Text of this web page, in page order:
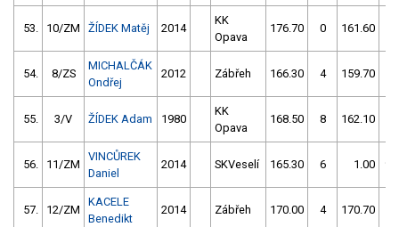
53. 10/ZM ŽÍDEK Matěj 2014
KK
Opava
176.70 0 161.60
54. 8/ZS
MICHALČÁK
Ondřej
2012 Zábřeh 166.30 4 159.70
55. 3/V ŽÍDEK Adam 1980
KK
Opava
168.50 8 162.10
56. 11/ZM
VINCŮREK
Daniel
2014 SKVeselí 165.30 6 1.00
57. 12/ZM
KACELE
Benedikt
2014 Zábřeh 170.00 4 170.70